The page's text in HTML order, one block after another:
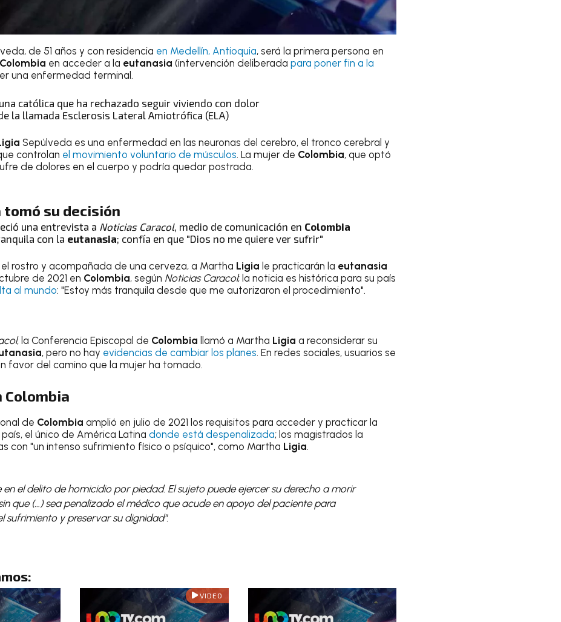
de 51 años y con residencia en Medellín, Antioquia, será la primera persona en
Colombia en acceder a la eutanasia (intervención deliberada para poner fin a la
una enfermedad terminal.
católica que ha rechazado seguir viviendo con dolor
la llamada Esclerosis Lateral Amiotrófica (ELA)
Sepúlveda es una enfermedad en las neuronas del cerebro, el tronco cerebral y
controlan el movimiento voluntario de músculos. La mujer de Colombia, que optó
de dolores en el cuerpo y podría quedar postrada.
tomó su decisión
una entrevista a Noticias Caracol, medio de comunicación en Colombia
con la eutanasia; confía en que "Dios no me quiere ver sufrir"
el rostro y acompañada de una cerveza, a Martha Ligia le practicarán la eutanasia
de 2021 en Colombia, según Noticias Caracol; la noticia es histórica para su país
al mundo: "Estoy más tranquila desde que me autorizaron el procedimiento".
, la Conferencia Episcopal de Colombia llamó a Martha Ligia a reconsiderar su
, pero no hay evidencias de cambiar los planes. En redes sociales, usuarios se
favor del camino que la mujer ha tomado.
Colombia
de Colombia amplió en julio de 2021 los requisitos para acceder y practicar la
el único de América Latina donde está despenalizada; los magistrados la
con "un intenso sufrimiento físico o psíquico", como Martha Ligia.
en el delito de homicidio por piedad. El sujeto puede ejercer su derecho a morir
que (…) sea penalizado el médico que acude en apoyo del paciente para
sufrimiento y preservar su dignidad".
VIDEO